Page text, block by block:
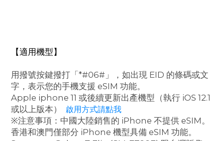
【適用機型】
用撥號按鍵撥打「*#06#」，如出現 EID 的條碼或文
字，表示您的手機支援 eSIM 功能。
Apple iphone 11 或後續更新出產機型（執行 iOS 12.1
或以上版本） 啟用方式請點我
※注意事項：中國大陸銷售的 iPhone 不提供 eSIM。
香港和澳門僅部分 iPhone 機型具備 eSIM 功能。